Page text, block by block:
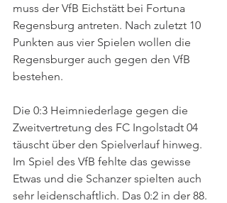
muss der VfB Eichstätt bei Fortuna
Regensburg antreten. Nach zuletzt 10
Punkten aus vier Spielen wollen die
Regensburger auch gegen den VfB
bestehen.
Die 0:3 Heimniederlage gegen die
Zweitvertretung des FC Ingolstadt 04
täuscht über den Spielverlauf hinweg.
Im Spiel des VfB fehlte das gewisse
Etwas und die Schanzer spielten auch
sehr leidenschaftlich. Das 0:2 in der 88.